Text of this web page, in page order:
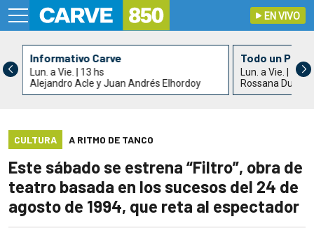
EN VIVO
Informativo Carve
Lun. a Vie. | 13 hs
Alejandro Acle y Juan Andrés Elhordoy
Todo un País
Lun. a Vie. | 15 hs
Rossana Duarte
CULTURA A RITMO DE TANCO
Este sábado se estrena “Filtro”, obra de
teatro basada en los sucesos del 24 de
agosto de 1994, que reta al espectador